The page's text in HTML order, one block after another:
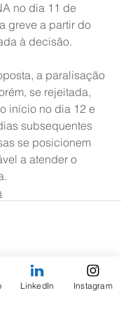
no dia 11 de
greve a partir do
à decisão.
a paralisação
se rejeitada,
início no dia 12 e
subsequentes
se posicionem
a atender o
Ver tudo
LinkedIn Instagram